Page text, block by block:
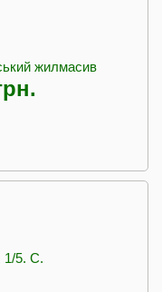
жилмасив
1/5. С.